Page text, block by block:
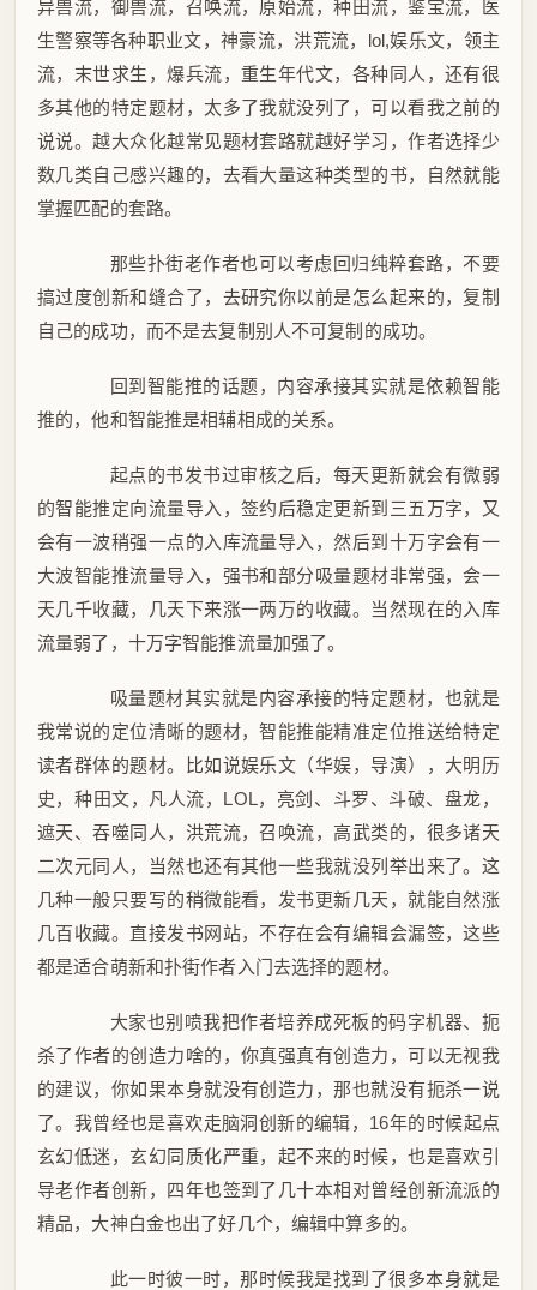
异兽流，御兽流，召唤流，原始流，种田流，鉴宝流，医
生警察等各种职业文，神豪流，洪荒流，lol,娱乐文，领主
流，末世求生，爆兵流，重生年代文，各种同人，还有很
多其他的特定题材，太多了我就没列了，可以看我之前的
说说。越大众化越常见题材套路就越好学习，作者选择少
数几类自己感兴趣的，去看大量这种类型的书，自然就能
掌握匹配的套路。
那些扑街老作者也可以考虑回归纯粹套路，不要
搞过度创新和缝合了，去研究你以前是怎么起来的，复制
自己的成功，而不是去复制别人不可复制的成功。
回到智能推的话题，内容承接其实就是依赖智能
推的，他和智能推是相辅相成的关系。
起点的书发书过审核之后，每天更新就会有微弱
的智能推定向流量导入，签约后稳定更新到三五万字，又
会有一波稍强一点的入库流量导入，然后到十万字会有一
大波智能推流量导入，强书和部分吸量题材非常强，会一
天几千收藏，几天下来涨一两万的收藏。当然现在的入库
流量弱了，十万字智能推流量加强了。
吸量题材其实就是内容承接的特定题材，也就是
我常说的定位清晰的题材，智能推能精准定位推送给特定
读者群体的题材。比如说娱乐文（华娱，导演），大明历
史，种田文，凡人流，LOL，亮剑、斗罗、斗破、盘龙，
遮天、吞噬同人，洪荒流，召唤流，高武类的，很多诸天
二次元同人，当然也还有其他一些我就没列举出来了。这
几种一般只要写的稍微能看，发书更新几天，就能自然涨
几百收藏。直接发书网站，不存在会有编辑会漏签，这些
都是适合萌新和扑街作者入门去选择的题材。
大家也别喷我把作者培养成死板的码字机器、扼
杀了作者的创造力啥的，你真强真有创造力，可以无视我
的建议，你如果本身就没有创造力，那也就没有扼杀一说
了。我曾经也是喜欢走脑洞创新的编辑，16年的时候起点
玄幻低迷，玄幻同质化严重，起不来的时候，也是喜欢引
导老作者创新，四年也签到了几十本相对曾经创新流派的
精品，大神白金也出了好几个，编辑中算多的。
此一时彼一时，那时候我是找到了很多本身就是